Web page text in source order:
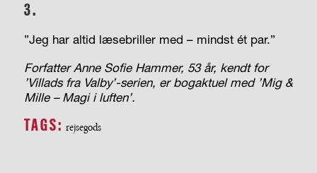
3.
”Jeg har altid læsebriller med – mindst ét par.”
Forfatter Anne Sofie Hammer, 53 år, kendt for
’Villads fra Valby’-serien, er bogaktuel med ’Mig &
Mille – Magi i luften’.
TAGS: rejsegods